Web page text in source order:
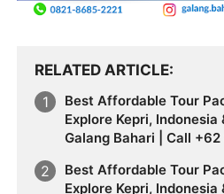
RELATED ARTICLE
Best Affordable Tour
Explore Kepri,
Galang Bahari | Call
Best Affordable Tour
Explore Kepri,